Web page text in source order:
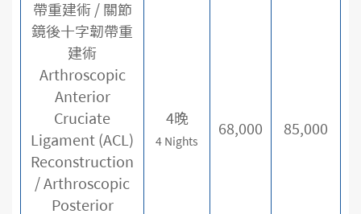
帶重建術 / 關節
鏡後十字韌帶重
建術
Arthroscopic
Anterior
Cruciate
Ligament (ACL)
Reconstruction
/ Arthroscopic
Posterior
4晚
4 Nights
68,000 85,000